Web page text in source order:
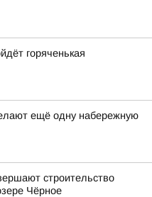
горяченькая
ещё одну набережную
строительство
Чёрное